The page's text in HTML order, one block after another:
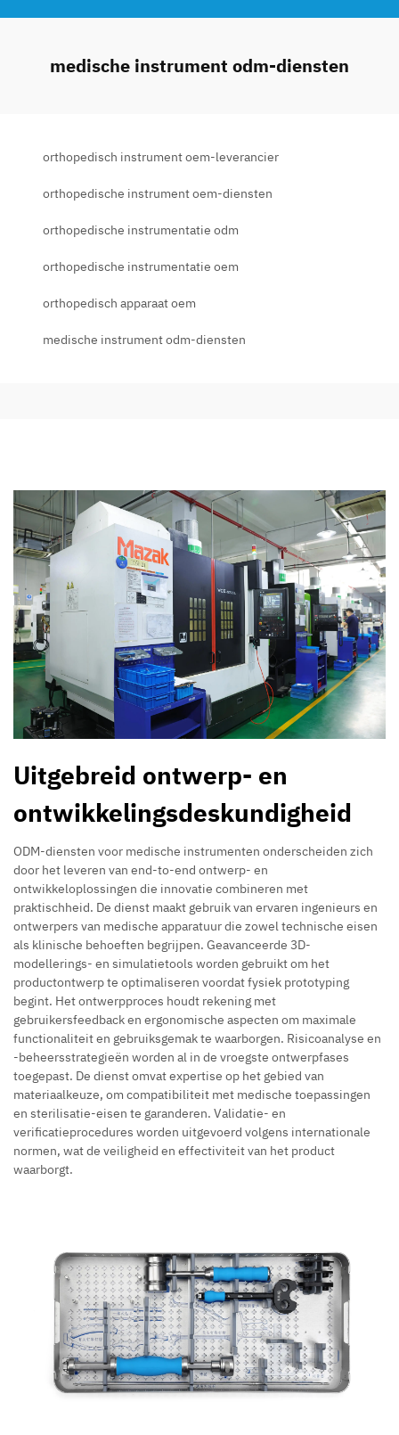
medische instrument odm-diensten
orthopedisch instrument oem-leverancier
orthopedische instrument oem-diensten
orthopedische instrumentatie odm
orthopedische instrumentatie oem
orthopedisch apparaat oem
medische instrument odm-diensten
Uitgebreid ontwerp- en
ontwikkelingsdeskundigheid
ODM-diensten voor medische instrumenten onderscheiden zich
door het leveren van end-to-end ontwerp- en
ontwikkeloplossingen die innovatie combineren met
praktischheid. De dienst maakt gebruik van ervaren ingenieurs en
ontwerpers van medische apparatuur die zowel technische eisen
als klinische behoeften begrijpen. Geavanceerde 3D-
modellerings- en simulatietools worden gebruikt om het
productontwerp te optimaliseren voordat fysiek prototyping
begint. Het ontwerpproces houdt rekening met
gebruikersfeedback en ergonomische aspecten om maximale
functionaliteit en gebruiksgemak te waarborgen. Risicoanalyse en
-beheersstrategieën worden al in de vroegste ontwerpfases
toegepast. De dienst omvat expertise op het gebied van
materiaalkeuze, om compatibiliteit met medische toepassingen
en sterilisatie-eisen te garanderen. Validatie- en
verificatieprocedures worden uitgevoerd volgens internationale
normen, wat de veiligheid en effectiviteit van het product
waarborgt.